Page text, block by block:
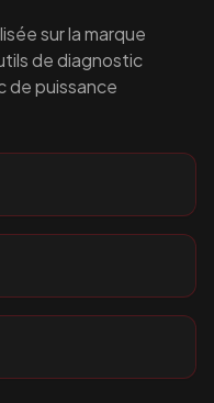
sur la marque
de diagnostic
de puissance